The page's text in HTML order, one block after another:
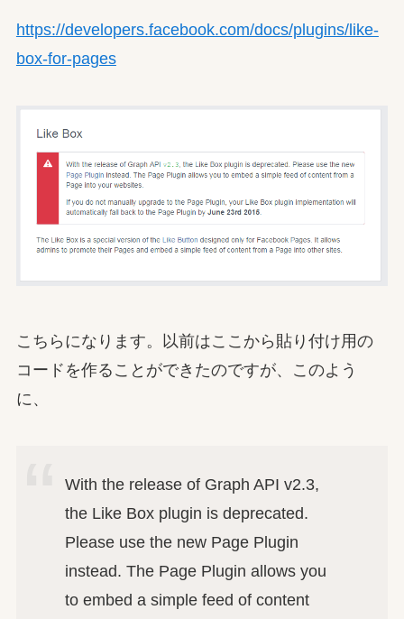
https://developers.facebook.com/docs/plugins/like-
box-for-pages
こちらになります。以前はここから貼り付け用の
コードを作ることができたのですが、このよう
に、
With the release of Graph API v2.3,
the Like Box plugin is deprecated.
Please use the new Page Plugin
instead. The Page Plugin allows you
to embed a simple feed of content